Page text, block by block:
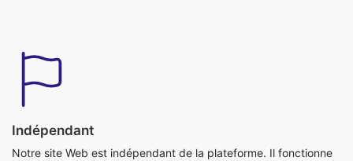
Indépendant
Notre site Web est indépendant de la plateforme. Il fonctionne